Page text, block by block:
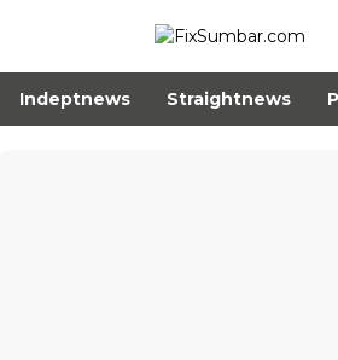
Indeptnews Straightnews